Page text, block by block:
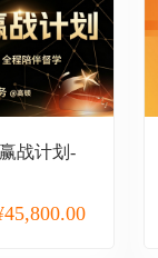
战计划-
45,800.00